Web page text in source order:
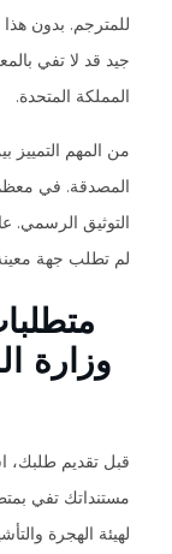
للمترجم. بدون
جيد قد لا تفي
المملكة المتحدة.
من المهم التمييز
المصدقة. في معظم
التوثيق الرسمي.
لم تطلب جهة معينة
وزارة
قبل تقديم طلبك،
مستنداتك تفي
لهيئة الهجرة